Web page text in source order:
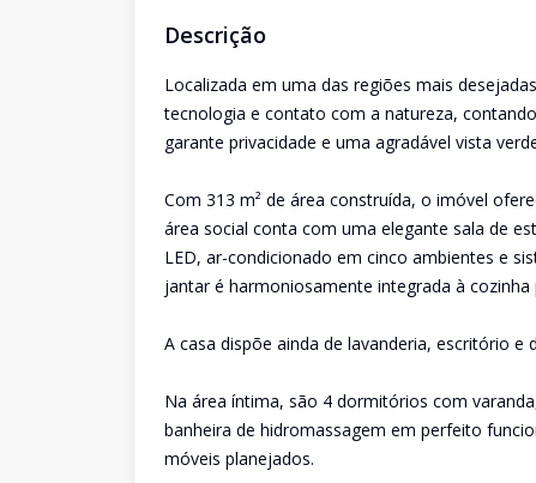
Descrição
Localizada em uma das regiões mais
tecnologia e contato com a natureza,
garante privacidade e uma agradável vista
Com 313 m² de área construída, o imóvel
área social conta com uma elegante sala de
LED, ar-condicionado em cinco ambientes e
jantar é harmoniosamente integrada à
A casa dispõe ainda de lavanderia, escritório e
Na área íntima, são 4 dormitórios com
banheira de hidromassagem em perfeito
móveis planejados.